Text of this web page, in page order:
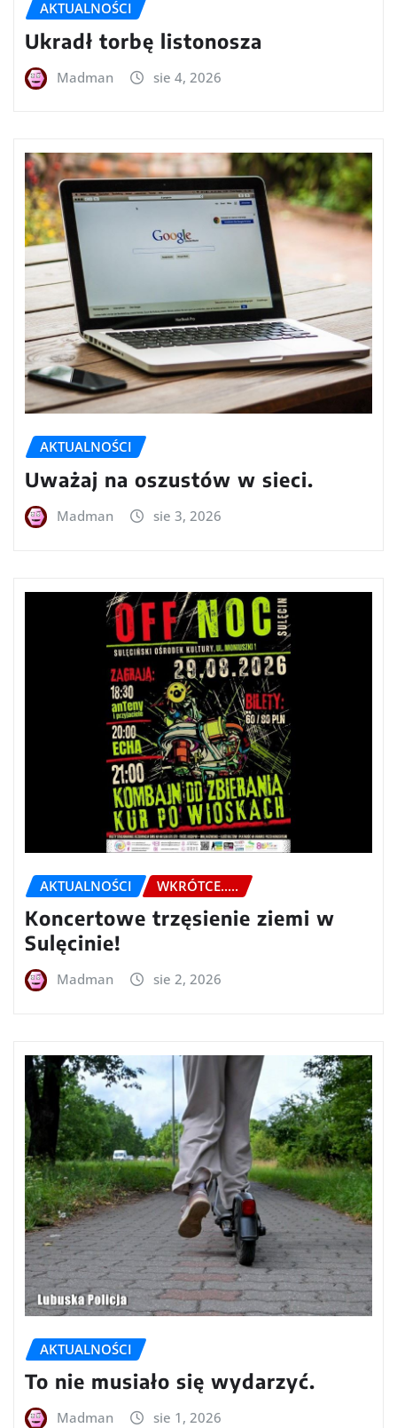
AKTUALNOŚCI
Ukradł torbę listonosza
Madman sie 4, 2026
AKTUALNOŚCI
Uważaj na oszustów w sieci.
Madman sie 3, 2026
AKTUALNOŚCI WKRÓTCE.....
Koncertowe trzęsienie ziemi w
Sulęcinie!
Madman sie 2, 2026
AKTUALNOŚCI
To nie musiało się wydarzyć.
Madman sie 1, 2026